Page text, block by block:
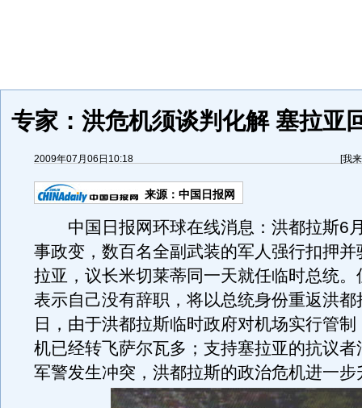
专家：洪危机须谈判化解 塞拉亚
2009年07月06日10:18 [我
来源： 中国日报网
中国日报网环球在线消息：洪都拉斯6
事政变，数百名全副武装的军人强行扣押并
拉亚，议长米切莱蒂同一天就任临时总统。
表示自己没有辞职，将以总统身份重返洪都
日，由于洪都拉斯临时政府对机场实行管
机已经转飞萨尔瓦多；支持塞拉亚的抗议者
军警发生冲突，洪都拉斯的政治危机进一步